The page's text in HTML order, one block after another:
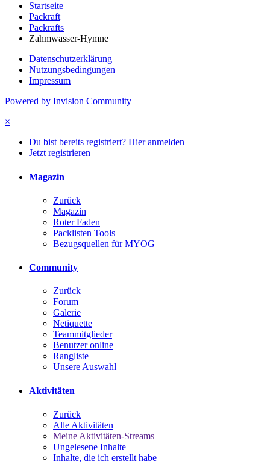
Startseite
Packraft
Packrafts
Zahmwasser-Hymne
Datenschutzerklärung
Nutzungsbedingungen
Impressum
Powered by Invision Community
×
Du bist bereits registriert? Hier anmelden
Jetzt registrieren
Magazin
Zurück
Magazin
Roter Faden
Packlisten Tools
Bezugsquellen für MYOG
Community
Zurück
Forum
Galerie
Netiquette
Teammitglieder
Benutzer online
Rangliste
Unsere Auswahl
Aktivitäten
Zurück
Alle Aktivitäten
Meine Aktivitäten-Streams
Ungelesene Inhalte
Inhalte, die ich erstellt habe